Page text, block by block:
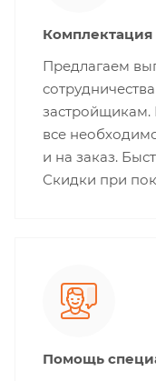
Комплектация
Предлагаем
застройщикам.
все
и на заказ.
Скидки при
Помощь